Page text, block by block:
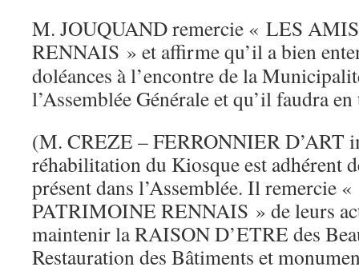
M. JOUQUAND remercie « LES
RENNAIS » et affirme qu’il a bien
doléances à l’encontre de la
l’Assemblée Générale et qu’il faudra
(M. CREZE – FERRONNIER D’ART
réhabilitation du Kiosque est adhérent
présent dans l’Assemblée. Il remercie
PATRIMOINE RENNAIS » de leurs
maintenir la RAISON D’ETRE des
Restauration des Bâtiments et